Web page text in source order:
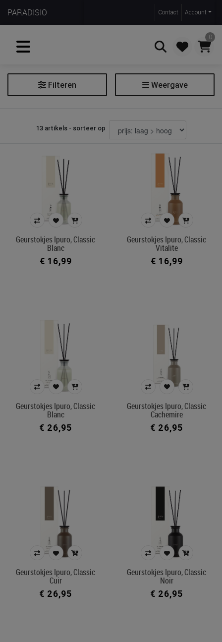
PARADISIO Contact Account
0
Zoeken
Filteren Weergave
geurstokjes
In voorraad
13 artikels - sorteer op
Geurstokjes Ipuro, Classic
Blanc
€ 16,99
Geurstokjes Ipuro, Classic
Vitalite
€ 16,99
Geurstokjes Ipuro, Classic
Blanc
€ 26,95
Geurstokjes Ipuro, Classic
Cachemire
€ 26,95
Geurstokjes Ipuro, Classic
Cuir
€ 26,95
Geurstokjes Ipuro, Classic
Noir
€ 26,95